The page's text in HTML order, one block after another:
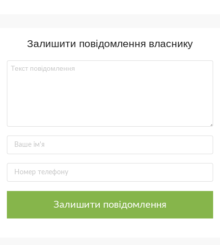
Залишити повідомлення власнику
Залишити повідомлення